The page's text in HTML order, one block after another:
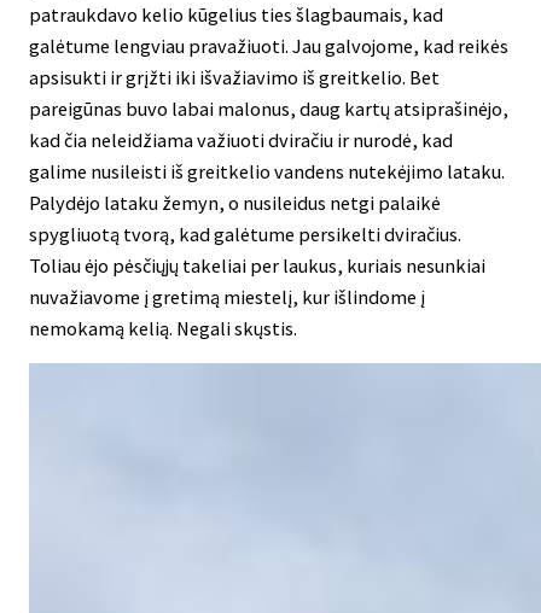
patraukdavo kelio kūgelius ties šlagbaumais, kad
galėtume lengviau pravažiuoti. Jau galvojome, kad reikės
apsisukti ir grįžti iki išvažiavimo iš greitkelio. Bet
pareigūnas buvo labai malonus, daug kartų atsiprašinėjo,
kad čia neleidžiama važiuoti dviračiu ir nurodė, kad
galime nusileisti iš greitkelio vandens nutekėjimo lataku.
Palydėjo lataku žemyn, o nusileidus netgi palaikė
spygliuotą tvorą, kad galėtume persikelti dviračius.
Toliau ėjo pėsčiųjų takeliai per laukus, kuriais nesunkiai
nuvažiavome į gretimą miestelį, kur išlindome į
nemokamą kelią. Negali skųstis.